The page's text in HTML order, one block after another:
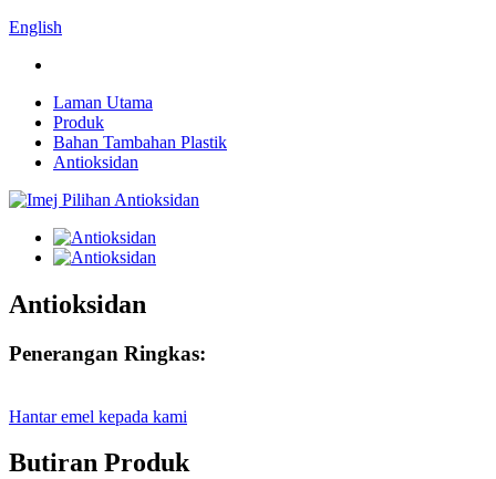
English
Laman Utama
Produk
Bahan Tambahan Plastik
Antioksidan
Antioksidan
Penerangan Ringkas:
Hantar emel kepada kami
Butiran Produk